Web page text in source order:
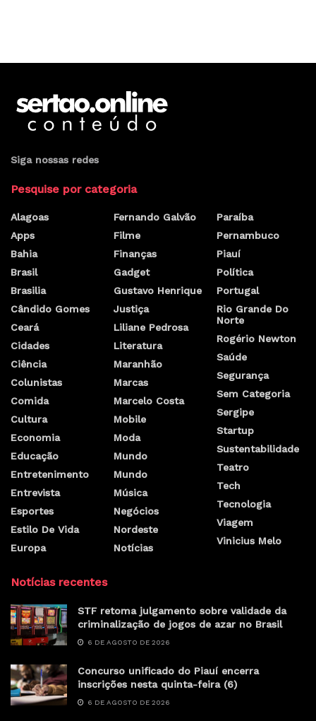
Siga nossas redes
Pesquise por categoria
Alagoas
Apps
Bahia
Brasil
Brasilia
Cândido Gomes
Ceará
Cidades
Ciência
Colunistas
Comida
Cultura
Economia
Educação
Entretenimento
Entrevista
Esportes
Estilo De Vida
Europa
Fernando Galvão
Filme
Finanças
Gadget
Gustavo Henrique
Justiça
Liliane Pedrosa
Literatura
Maranhão
Marcas
Marcelo Costa
Mobile
Moda
Mundo
Mundo
Música
Negócios
Nordeste
Notícias
Paraíba
Pernambuco
Piauí
Política
Portugal
Rio Grande Do
Norte
Rogério Newton
Saúde
Segurança
Sem Categoria
Sergipe
Startup
Sustentabilidade
Teatro
Tech
Tecnologia
Viagem
Vinicius Melo
Notícias recentes
STF retoma julgamento sobre validade da
criminalização de jogos de azar no Brasil
6 DE AGOSTO DE 2026
Concurso unificado do Piauí encerra
inscrições nesta quinta-feira (6)
6 DE AGOSTO DE 2026